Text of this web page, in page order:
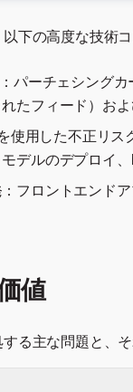
下の高度な技術
パーチェシング
たフィード）お
使用した不正リ
デルのデプロイ、
フロントエンド
値
る主な問題と、